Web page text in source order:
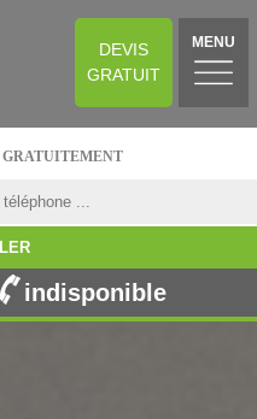
DEVIS
GRATUIT
MENU
GRATUITEMENT
indisponible